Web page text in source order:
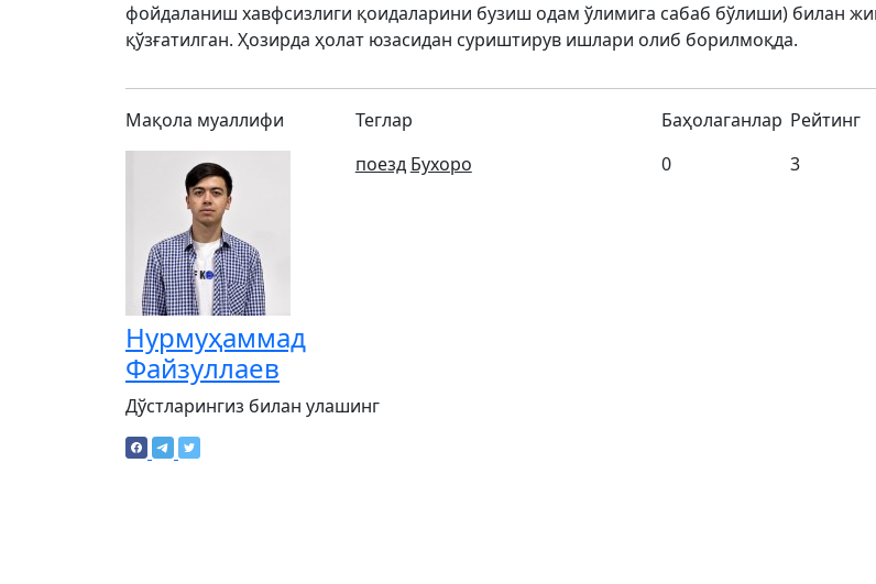
фойдаланиш хавфсизлиги қоидаларини бузиш одам ўлимига сабаб бўлиши) билан
қўзғатилган. Ҳозирда ҳолат юзасидан суриштирув ишлари олиб борилмоқда.
Мақола муаллифи
Нурмуҳаммад
Файзуллаев
Теглар
поезд Бухоро
Баҳолаганлар
0
Рейтинг
3
Дўстларингиз билан улашинг